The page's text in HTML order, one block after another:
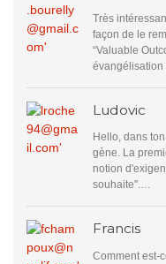
Très
façon de le
“Valuable
évangélisation
Ludovic
Hello, dans
gène. La
notion
souhaite".…
Francis
Comment est-